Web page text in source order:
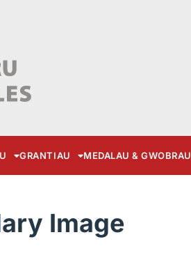
GRANTIAU MEDALAU & GWOBRAU
Image